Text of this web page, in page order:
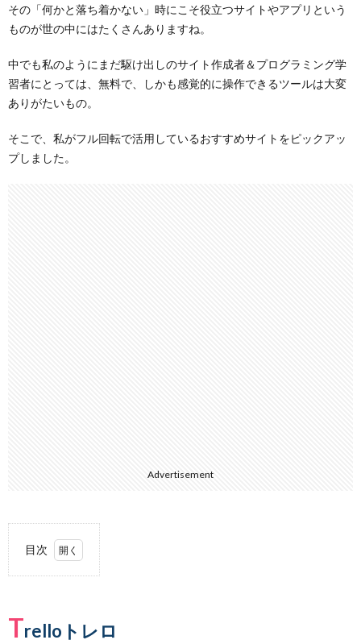
その「何かと落ち着かない」時にこそ役立つサイトやアプリという
ものが世の中にはたくさんありますね。
中でも私のようにまだ駆け出しのサイト作成者＆プログラミング学
習者にとっては、無料で、しかも感覚的に操作できるツールは大変
ありがたいもの。
そこで、私がフル回転で活用しているおすすめサイトをピックアッ
プしました。
Advertisement
目次
1.
Trelloトレロ